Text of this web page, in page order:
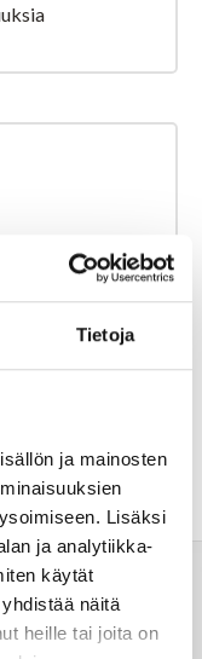
Tietoja
ja mainosten
Lisäksi
ja analytiikka-
käytät
näitä
heille tai joita on